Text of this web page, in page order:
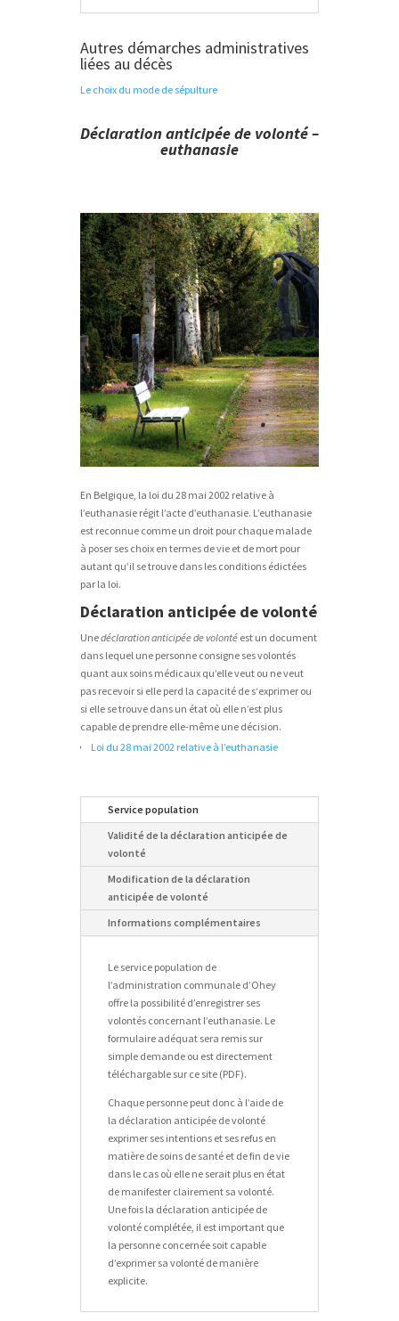
Autres démarches administratives
liées au décès
Le choix du mode de sépulture
Déclaration anticipée de volonté –
euthanasie
En Belgique, la loi du 28 mai 2002 relative à
l’euthanasie régit l’acte d’euthanasie. L’euthanasie
est reconnue comme un droit pour chaque malade
à poser ses choix en termes de vie et de mort pour
autant qu’il se trouve dans les conditions édictées
par la loi.
Déclaration anticipée de volonté
Unedéclaration anticipée de volonté est un document
dans lequel une personne consigne ses volontés
quant aux soins médicaux qu’elle veut ou ne veut
pas recevoir si elle perd la capacité de s‘exprimer ou
si elle se trouve dans un état où elle n’est plus
capable de prendre elle-même une décision.
Loi du 28 mai 2002 relative à l’euthanasie
Service population
Validité de la déclaration anticipée de
volonté
Modification de la déclaration
anticipée de volonté
Informations complémentaires
Le service population de
l’administration communale d’Ohey
offre la possibilité d’enregistrer ses
volontés concernant l’euthanasie. Le
formulaire adéquat sera remis sur
simple demande ou est directement
téléchargable sur ce site (PDF).
Chaque personne peut donc à l’aide de
la déclaration anticipée de volonté
exprimer ses intentions et ses refus en
matière de soins de santé et de fin de vie
dans le cas où elle ne serait plus en état
de manifester clairement sa volonté.
Une fois la déclaration anticipée de
volonté complétée, il est important que
la personne concernée soit capable
d’exprimer sa volonté de manière
explicite.